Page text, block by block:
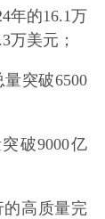
年的16.1万
万美元；
突破6500
破9000亿
的高质量完